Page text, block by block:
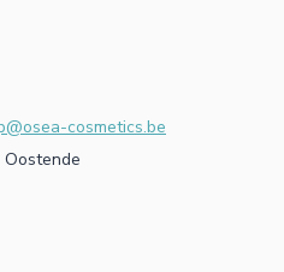
cosmetics.be